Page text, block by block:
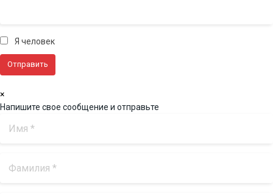
Я человек
×
Напишите свое сообщение и отправьте